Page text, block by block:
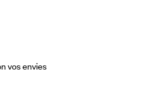
vos envies